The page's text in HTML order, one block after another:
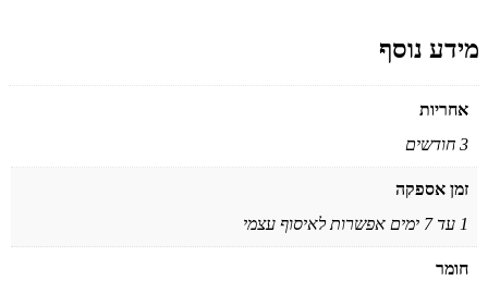
מידע נוסף
אחריות
3 חודשים
זמן אספקה
1 עד 7 ימים אפשרות לאיסוף עצמי
חומר